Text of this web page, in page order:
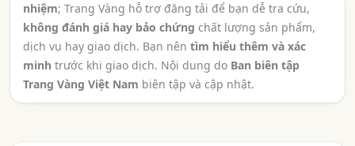
nhiệm; Trang Vàng hỗ trợ đăng tải để bạn dễ tra cứu,
không đánh giá hay bảo chứng chất lượng sản phẩm,
dịch vụ hay giao dịch. Bạn nên tìm hiểu thêm và xác
minh trước khi giao dịch. Nội dung do Ban biên tập
Trang Vàng Việt Nam biên tập và cập nhật.